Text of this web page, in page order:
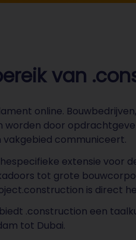
van
online.
worden door
communiceert.
extensie voor
tot grote
is direct
.construction een
tot Dubai.